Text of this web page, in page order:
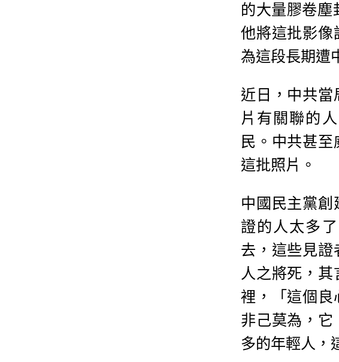
的大量膠卷塵
他將這批影像
為這段長期遭
近日，中共當
片有關聯的
民。中共甚
這批照片。
中國民主黨
證的人太多
去，這些見證
人之將死，
裡，「這個良
非己莫為，它
多的年輕人，